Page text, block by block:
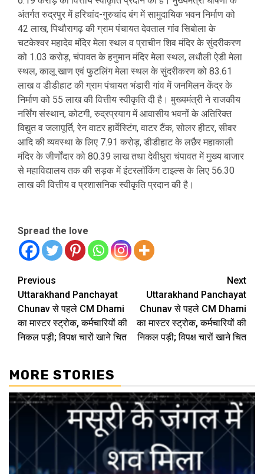
अंतर्गत रुद्रपुर में हरिचांद-गुरुचांद बंग में सामुदायिक भवन निर्माण को
42 लाख, पिथौरागढ़ की ग्राम पंचायत देवताल गांव सिबोला के
चटकेश्वर महादेव मंदिर मेला स्थल व प्राचीन शिव मंदिर के सुंदरीकरण
को 1.03 करोड़, चंपावत के हनुमान मंदिर मेला स्थल, लधौली ऐडी मेला
स्थल, कालू खाण एवं फुटलिंग मेला स्थल के सुंदरीकरण को 83.61
लाख व डीडीहाट की ग्राम पंचायत भंडारी गांव में जनमिलन केंद्र के
निर्माण को 55 लाख की वित्तीय स्वीकृति दी है। मुख्यमंत्री ने राजकीय
नर्सिंग संस्थान, कोटगी, रुद्रप्रयाग में आवासीय भवनों के अतिरिक्त
विद्युत व जलापूर्ति, रेन वाटर हार्वेस्टिंग, वाटर टैंक, सोलर हीटर, सीवर
आदि की व्यवस्था के लिए 7.91 करोड़, डीडीहाट के लछैर महाकाली
मंदिर के जीर्णोंदार को 80.39 लाख तथा देवीधुरा चंपावत में मुख्य बाजार
से महाविद्यालय तक की सड़क में इंटरलॉकिंग टाइल्स के लिए 56.30
लाख की वित्तीय व प्रशासनिक स्वीकृति प्रदान की है।
Spread the love
Continue
Reading
Previous
Uttarakhand Panchayat
Chunav से पहले CM Dhami
का मास्‍टर स्‍ट्रोक, कर्मचारियों की
निकल पड़ी; विपक्ष चारों खाने चित
Next
Uttarakhand Panchayat
Chunav से पहले CM Dhami
का मास्‍टर स्‍ट्रोक, कर्मचारियों की
निकल पड़ी; विपक्ष चारों खाने चित
MORE STORIES